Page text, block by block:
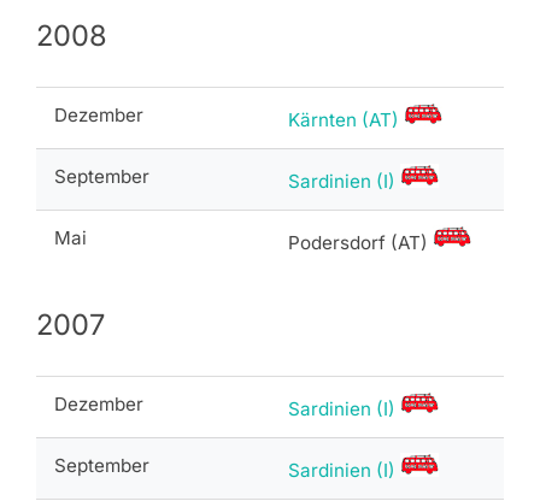
2008
Dezember Kärnten (AT)
September Sardinien (I)
Mai Podersdorf (AT)
2007
Dezember Sardinien (I)
September Sardinien (I)